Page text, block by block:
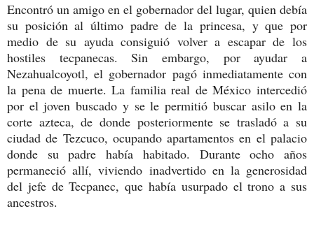
Encontró un amigo en el gobernador del lugar, quien debía
su posición al último padre de la princesa, y que por
medio de su ayuda consiguió volver a escapar de los
hostiles tecpanecas. Sin embargo, por ayudar a
Nezahualcoyotl, el gobernador pagó inmediatamente con
la pena de muerte. La familia real de México intercedió
por el joven buscado y se le permitió buscar asilo en la
corte azteca, de donde posteriormente se trasladó a su
ciudad de Tezcuco, ocupando apartamentos en el palacio
donde su padre había habitado. Durante ocho años
permaneció allí, viviendo inadvertido en la generosidad
del jefe de Tecpanec, que había usurpado el trono a sus
ancestros.